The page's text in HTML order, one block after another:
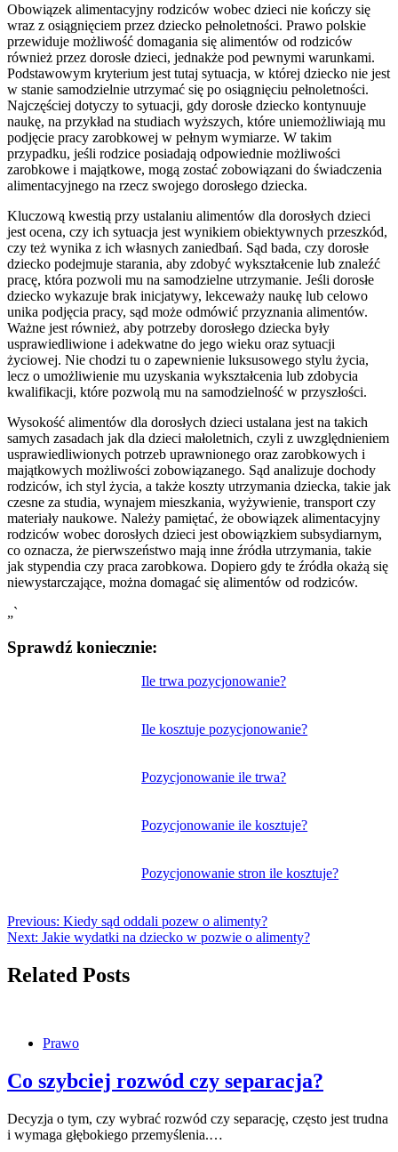
Obowiązek alimentacyjny rodziców wobec dzieci nie kończy się
wraz z osiągnięciem przez dziecko pełnoletności. Prawo polskie
przewiduje możliwość domagania się alimentów od rodziców
również przez dorosłe dzieci, jednakże pod pewnymi warunkami.
Podstawowym kryterium jest tutaj sytuacja, w której dziecko nie jest
w stanie samodzielnie utrzymać się po osiągnięciu pełnoletności.
Najczęściej dotyczy to sytuacji, gdy dorosłe dziecko kontynuuje
naukę, na przykład na studiach wyższych, które uniemożliwiają mu
podjęcie pracy zarobkowej w pełnym wymiarze. W takim
przypadku, jeśli rodzice posiadają odpowiednie możliwości
zarobkowe i majątkowe, mogą zostać zobowiązani do świadczenia
alimentacyjnego na rzecz swojego dorosłego dziecka.
Kluczową kwestią przy ustalaniu alimentów dla dorosłych dzieci
jest ocena, czy ich sytuacja jest wynikiem obiektywnych przeszkód,
czy też wynika z ich własnych zaniedbań. Sąd bada, czy dorosłe
dziecko podejmuje starania, aby zdobyć wykształcenie lub znaleźć
pracę, która pozwoli mu na samodzielne utrzymanie. Jeśli dorosłe
dziecko wykazuje brak inicjatywy, lekceważy naukę lub celowo
unika podjęcia pracy, sąd może odmówić przyznania alimentów.
Ważne jest również, aby potrzeby dorosłego dziecka były
usprawiedliwione i adekwatne do jego wieku oraz sytuacji
życiowej. Nie chodzi tu o zapewnienie luksusowego stylu życia,
lecz o umożliwienie mu uzyskania wykształcenia lub zdobycia
kwalifikacji, które pozwolą mu na samodzielność w przyszłości.
Wysokość alimentów dla dorosłych dzieci ustalana jest na takich
samych zasadach jak dla dzieci małoletnich, czyli z uwzględnieniem
usprawiedliwionych potrzeb uprawnionego oraz zarobkowych i
majątkowych możliwości zobowiązanego. Sąd analizuje dochody
rodziców, ich styl życia, a także koszty utrzymania dziecka, takie jak
czesne za studia, wynajem mieszkania, wyżywienie, transport czy
materiały naukowe. Należy pamiętać, że obowiązek alimentacyjny
rodziców wobec dorosłych dzieci jest obowiązkiem subsydiarnym,
co oznacza, że pierwszeństwo mają inne źródła utrzymania, takie
jak stypendia czy praca zarobkowa. Dopiero gdy te źródła okażą się
niewystarczające, można domagać się alimentów od rodziców.
„`
Sprawdź koniecznie:
Ile trwa pozycjonowanie?
Ile kosztuje pozycjonowanie?
Pozycjonowanie ile trwa?
Pozycjonowanie ile kosztuje?
Pozycjonowanie stron ile kosztuje?
Previous: Kiedy sąd oddali pozew o alimenty?
Next: Jakie wydatki na dziecko w pozwie o alimenty?
Related Posts
Prawo
Co szybciej rozwód czy separacja?
Decyzja o tym, czy wybrać rozwód czy separację, często jest trudna
i wymaga głębokiego przemyślenia.…